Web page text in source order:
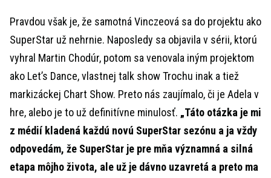
Pravdou však je, že samotná Vinczeová sa do projektu ako
SuperStar už nehrnie. Naposledy sa objavila v sérii, ktorú
vyhral Martin Chodúr, potom sa venovala iným projektom
ako Let’s Dance, vlastnej talk show Trochu inak a tiež
markizáckej Chart Show. Preto nás zaujímalo, či je Adela v
hre, alebo je to už definitívne minulosť. „Táto otázka je mi
z médií kladená každú novú SuperStar sezónu a ja vždy
odpovedám, že SuperStar je pre mňa významná a silná
etapa môjho života, ale už je dávno uzavretá a preto ma